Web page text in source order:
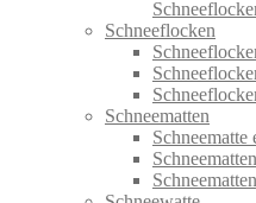
Schneeflocken
Schneematten
Schneematte